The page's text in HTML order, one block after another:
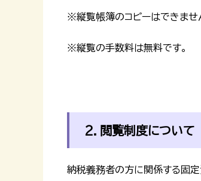
※縦覧帳簿のコピーはできませ
※縦覧の手数料は無料です。
2．閲覧制度について
納税義務者の方に関係する固